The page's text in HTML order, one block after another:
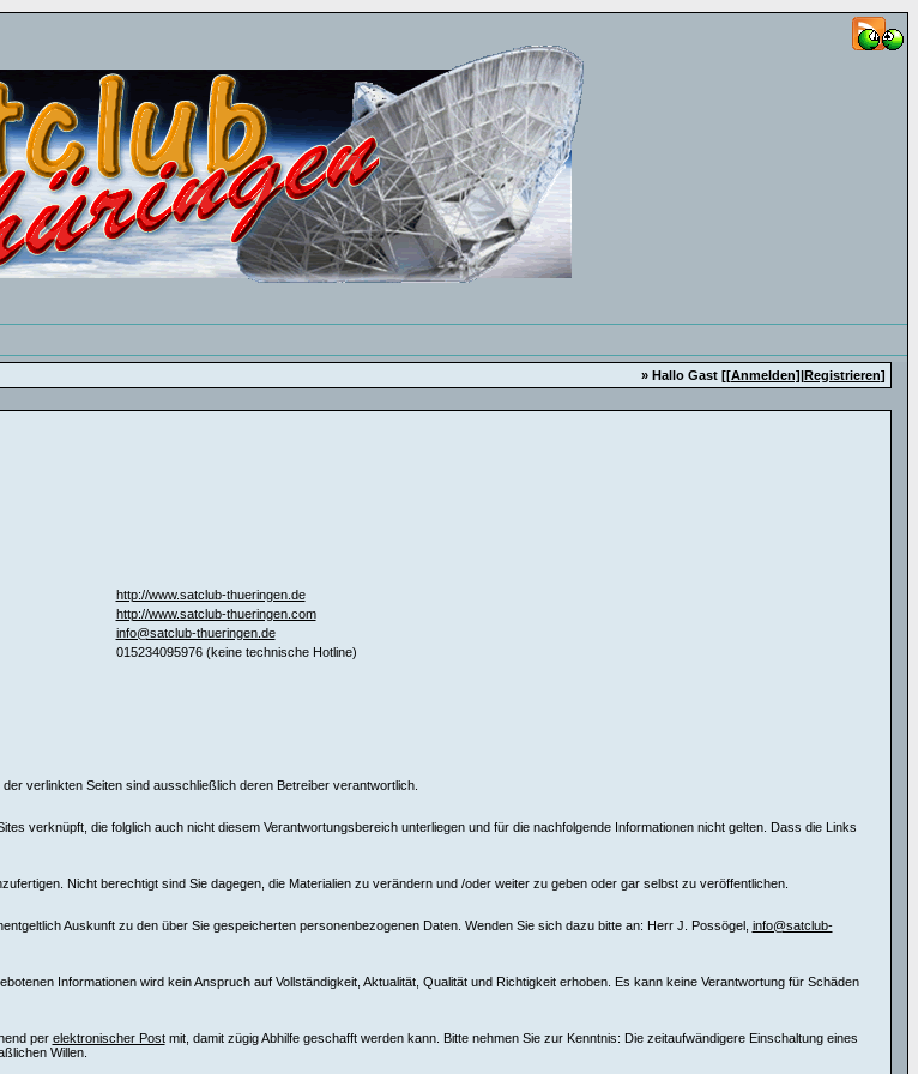
» Hallo Gast [[Anmelden]|Registrieren]
http://www.satclub-thueringen.de
http://www.satclub-thueringen.com
info@satclub-thueringen.de
015234095976 (keine technische Hotline)
verlinkten Seiten sind ausschließlich deren Betreiber verantwortlich.
verknüpft, die folglich auch nicht diesem Verantwortungsbereich unterliegen und für die nachfolgende Informationen nicht gelten. Dass die Links
Nicht berechtigt sind Sie dagegen, die Materialien zu verändern und /oder weiter zu geben oder gar selbst zu veröffentlichen.
Auskunft zu den über Sie gespeicherten personenbezogenen Daten. Wenden Sie sich dazu bitte an: Herr J. Possögel, info@satclub-
Informationen wird kein Anspruch auf Vollständigkeit, Aktualität, Qualität und Richtigkeit erhoben. Es kann keine Verantwortung für Schäden
per elektronischer Postmit, damit zügig Abhilfe geschafft werden kann. Bitte nehmen Sie zur Kenntnis: Die zeitaufwändigere Einschaltung eines
Willen.